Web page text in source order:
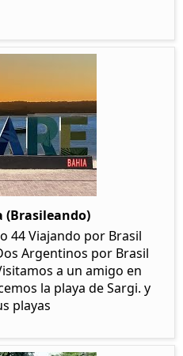
(Brasileando)
44 Viajando por Brasil
Argentinos por Brasil
a un amigo en
la playa de Sargi. y
playas